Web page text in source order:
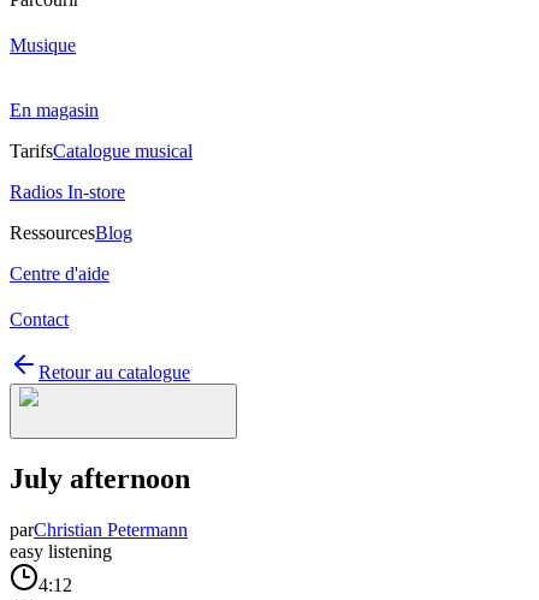
Musique
En magasin
TarifsCatalogue musical
Radios In-store
RessourcesBlog
Centre d'aide
Contact
Retour au catalogue
July afternoon
parChristian Petermann
easy listening
4:12